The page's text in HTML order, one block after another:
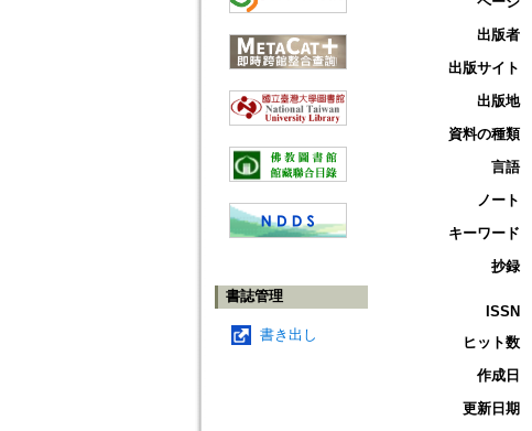
書誌管理
書き出し
出版者
出版サイト
出版地
資料の種類
言語
ノート
キーワード
抄録
ISSN
ヒット数
作成日
更新日期